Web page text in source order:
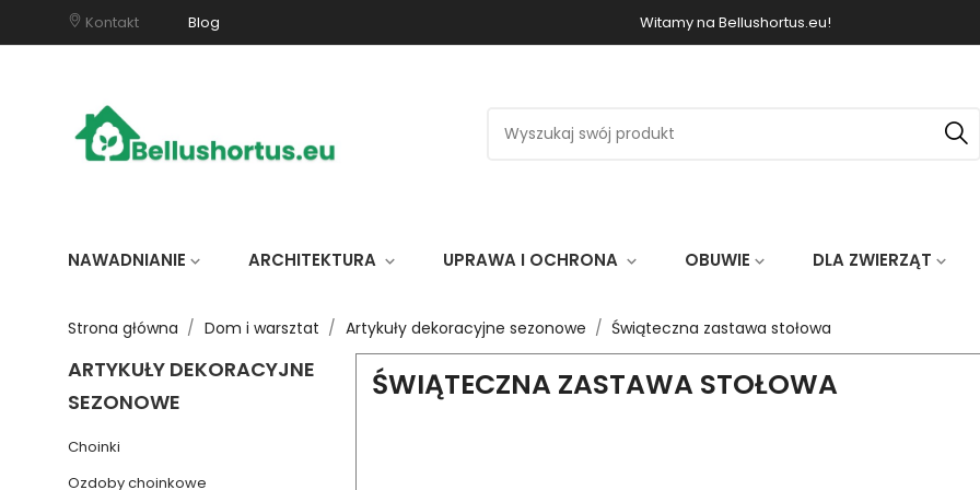
Kontakt Blog Witamy na Bellushortus.eu!
NAWADNIANIE keyboard_arrow_down ARCHITEKTURA keyboard_arrow_down UPRAWA I OCHRONA keyboard_arrow_down OBUWIE keyboard_arrow_down DLA ZWIERZĄT keyboard_arrow_down
Strona główna Dom i warsztat Artykuły dekoracyjne sezonowe Świąteczna zastawa stołowa
ARTYKUŁY DEKORACYJNE
SEZONOWE
Choinki
Ozdoby choinkowe
ŚWIĄTECZNA ZASTAWA STOŁOWA